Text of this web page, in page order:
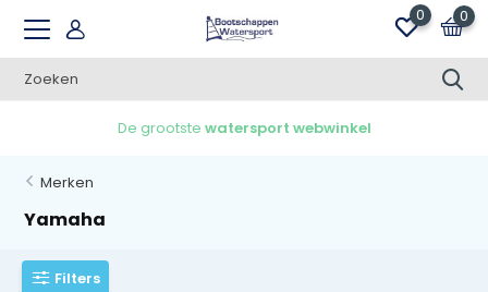
0 0
Gratis verzending v.a. €100,00 in NL
Merken
Yamaha
Filters